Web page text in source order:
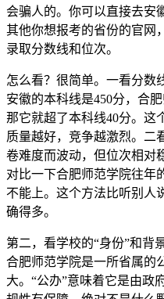
会骗人的。你可以直接去安
其他你想报考的省份的官网
录取分数线和位次。
怎么看？很简单。一看分数
安徽的本科线是450分，合
那它就超了本科线40分。这
质量越好，竞争越激烈。二
卷难度而波动，但位次相对
对比一下合肥师范学院往年
不能上。这个方法比听别人
确得多。
第二，看学校的“身份”和背景
合肥师范学院是一所省属的
大。“公办”意味着它是由政